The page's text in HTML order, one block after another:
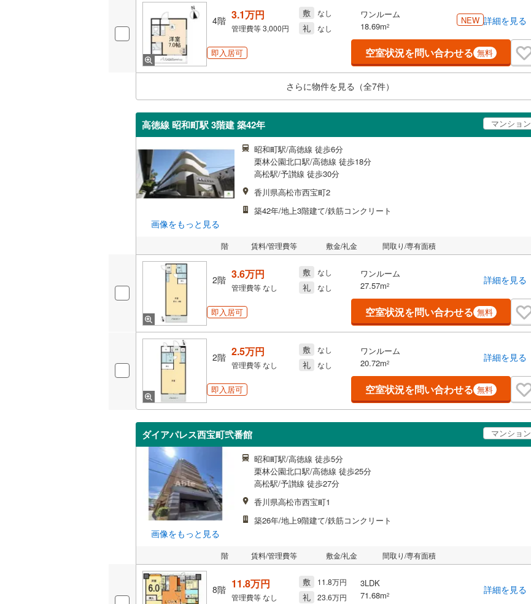
4階 3.1万円
管理費等3,000円
敷 なし
礼 なし
ワンルーム
18.69m2
NEW 詳細を見る
即入居可 空室状況を問い合わせる 無料
さらに物件を見る（全7件）
高徳線 昭和町駅 3階建 築42年 マンション
画像をもっと見る
昭和町駅/高徳線 徒歩6分
栗林公園北口駅/高徳線 徒歩18分
高松駅/予讃線 徒歩30分
香川県高松市西宝町2
築42年/地上3階建て/鉄筋コンクリート
階 賃料/管理費等 敷金/礼金 間取り/専有面積
2階 3.6万円
管理費等なし
敷 なし
礼 なし
ワンルーム
27.57m2 詳細を見る
即入居可 空室状況を問い合わせる 無料
2階 2.5万円
管理費等なし
敷 なし
礼 なし
ワンルーム
20.72m2 詳細を見る
即入居可 空室状況を問い合わせる 無料
ダイアパレス西宝町弐番館 マンション
画像をもっと見る
昭和町駅/高徳線 徒歩5分
栗林公園北口駅/高徳線 徒歩25分
高松駅/予讃線 徒歩27分
香川県高松市西宝町1
築26年/地上9階建て/鉄筋コンクリート
階 賃料/管理費等 敷金/礼金 間取り/専有面積
8階 11.8万円
管理費等なし
敷 11.8万円
礼 23.6万円
3LDK
71.68m2 詳細を見る